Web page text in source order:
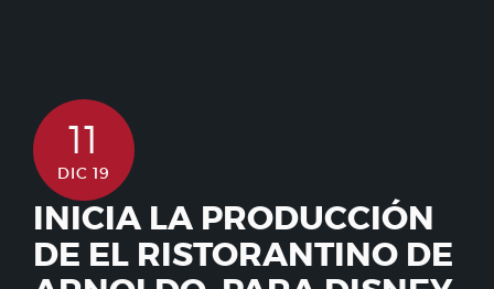
11
DIC 19
INICIA LA PRODUCCIÓN
DE EL RISTORANTINO DE